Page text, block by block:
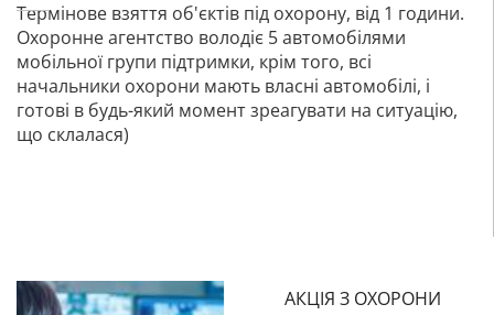
Термінове взяття об'єктів під охорону, від 1 години.
Охоронне агентство володіє 5 автомобілями
мобільної групи підтримки, крім того, всі
начальники охорони мають власні автомобілі, і
готові в будь-який момент зреагувати на ситуацію,
що склалася)
АКЦІЯ З ОХОРОНИ